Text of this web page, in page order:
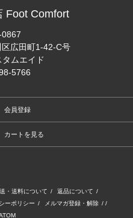
Foot Comfort
広田町1-42-C号
ムエイド
5766
会員登録
カートを見る
・送料について / 返品について /
ーポリシー / メルマガ登録・解除 / /